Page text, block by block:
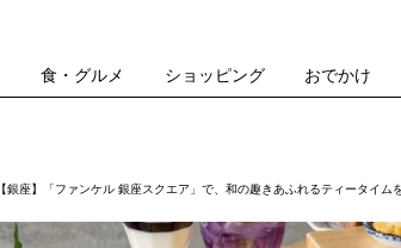
食・グルメ ショッピング おでかけ
【銀座】「ファンケル 銀座スクエア」で、和の趣きあふれるティータイム